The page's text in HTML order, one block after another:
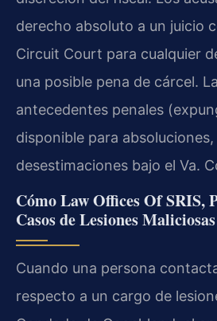
derecho absoluto a un juicio
Circuit Court para cualquier
una posible pena de cárcel.
antecedentes penales
disponible para
desestimaciones bajo el Va.
Cómo Law Offices Of SRIS,
Casos de Lesiones Maliciosas
Cuando una persona
respecto a un cargo de